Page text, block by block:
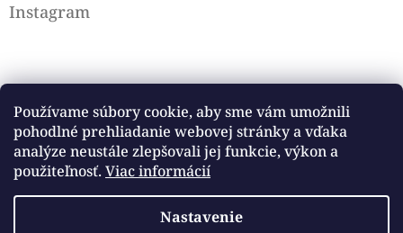
Používame súbory cookie, aby sme vám umožnili
pohodlné prehliadanie webovej stránky a vďaka
analýze neustále zlepšovali jej funkcie, výkon a
použiteľnosť. Viac informácií
Nastavenie
Instagram
Sledovať na Instagrame
Facebook